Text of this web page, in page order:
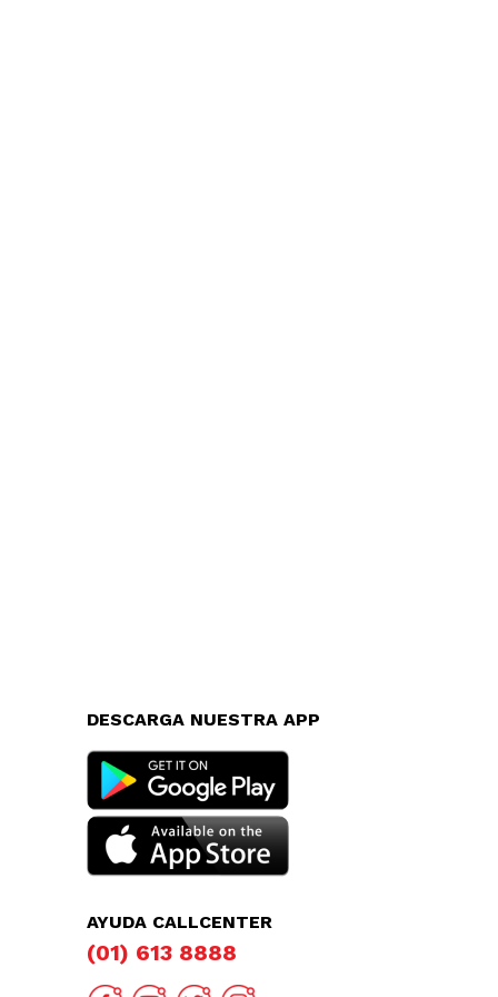
DESCARGA NUESTRA APP
AYUDA CALLCENTER
(01) 613 8888